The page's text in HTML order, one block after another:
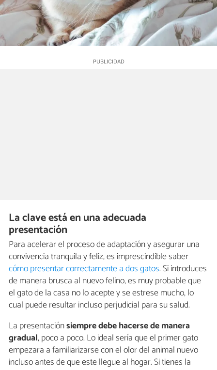
La clave está en una adecuada
presentación
Para acelerar el proceso de adaptación y asegurar una
convivencia tranquila y feliz, es imprescindible saber
cómo presentar correctamente a dos gatos. Si introduces
de manera brusca al nuevo felino, es muy probable que
el gato de la casa no lo acepte y se estrese mucho, lo
cual puede resultar incluso perjudicial para su salud.
La presentaciónsiempre debe hacerse de manera
gradual, poco a poco. Lo ideal sería que el primer gato
empezara a familiarizarse con el olor del animal nuevo
incluso antes de que este llegue al hogar. Si tienes la